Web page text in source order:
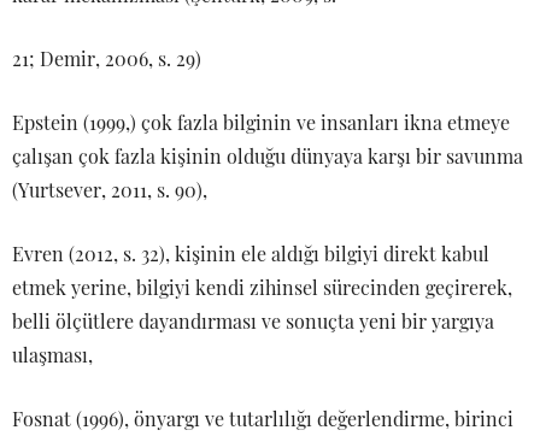
21; Demir, 2006, s. 29)
Epstein (1999,) çok fazla bilginin ve insanları ikna etmeye
çalışan çok fazla kişinin olduğu dünyaya karşı bir savunma
(Yurtsever, 2011, s. 90),
Evren (2012, s. 32), kişinin ele aldığı bilgiyi direkt kabul
etmek yerine, bilgiyi kendi zihinsel sürecinden geçirerek,
belli ölçütlere dayandırması ve sonuçta yeni bir yargıya
ulaşması,
Fosnat (1996), önyargı ve tutarlılığı değerlendirme, birinci